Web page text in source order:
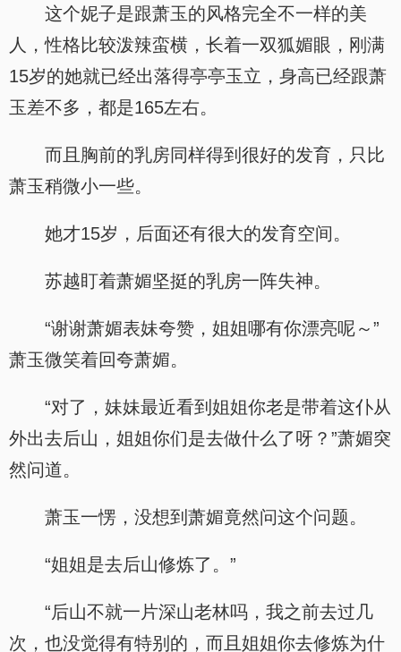
这个妮子是跟萧玉的风格完全不一样的美
人，性格比较泼辣蛮横，长着一双狐媚眼，刚满
15岁的她就已经出落得亭亭玉立，身高已经跟萧
玉差不多，都是165左右。
而且胸前的乳房同样得到很好的发育，只比
萧玉稍微小一些。
她才15岁，后面还有很大的发育空间。
苏越盯着萧媚坚挺的乳房一阵失神。
“谢谢萧媚表妹夸赞，姐姐哪有你漂亮呢～”
萧玉微笑着回夸萧媚。
“对了，妹妹最近看到姐姐你老是带着这仆从
外出去后山，姐姐你们是去做什么了呀？”萧媚突
然问道。
萧玉一愣，没想到萧媚竟然问这个问题。
“姐姐是去后山修炼了。”
“后山不就一片深山老林吗，我之前去过几
次，也没觉得有特别的，而且姐姐你去修炼为什